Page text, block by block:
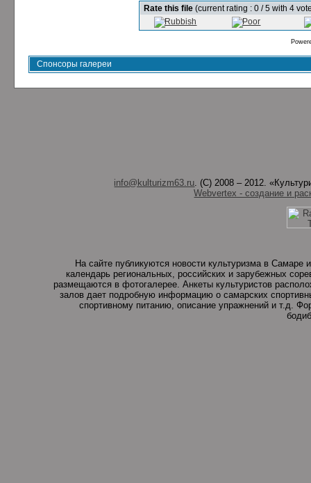
Rate this file (current rating : 0 / 5 with 4
Спонсоры галереи
info@kulturizm63.ru. (C) 2008 – 2012.
Webvertex - создание и
На сайте публикуются новости культуризма в
календарь региональных, российских и зарубежных
размещаются в фотогалерее. Анкеты культуристов
залов дает подробную информацию о самарских
спортивному питанию, описание упражнений и т.д.